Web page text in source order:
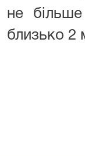
не
близько 2